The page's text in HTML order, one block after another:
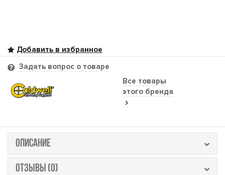
Все товары
этого бренда
Задать вопрос о товаре
ОПИСАНИЕ
ОТЗЫВЫ (0)